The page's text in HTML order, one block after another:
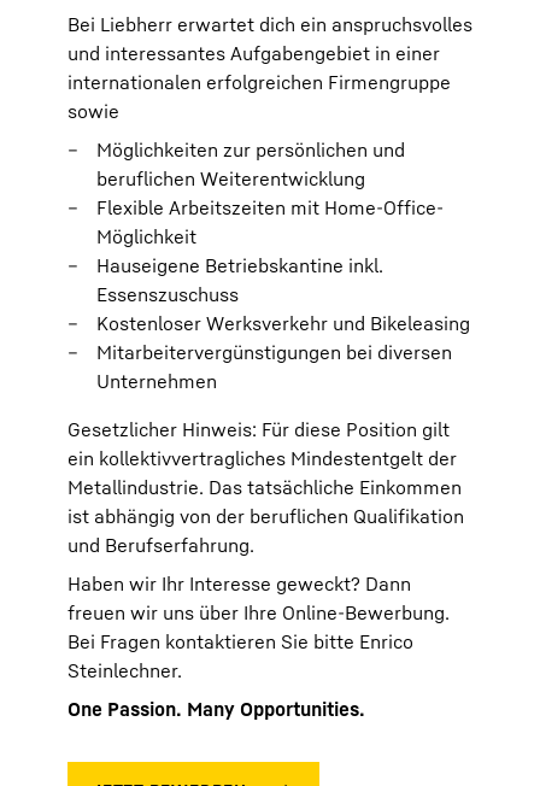
Bei Liebherr erwartet dich ein anspruchsvolles
und interessantes Aufgabengebiet in einer
internationalen erfolgreichen Firmengruppe
sowie
Möglichkeiten zur persönlichen und
beruflichen Weiterentwicklung
Flexible Arbeitszeiten mit Home-Office-
Möglichkeit
Hauseigene Betriebskantine inkl.
Essenszuschuss
Kostenloser Werksverkehr und Bikeleasing
Mitarbeitervergünstigungen bei diversen
Unternehmen
Gesetzlicher Hinweis: Für diese Position gilt
ein kollektivvertragliches Mindestentgelt der
Metallindustrie. Das tatsächliche Einkommen
ist abhängig von der beruflichen Qualifikation
und Berufserfahrung.
Haben wir Ihr Interesse geweckt? Dann
freuen wir uns über Ihre Online-Bewerbung.
Bei Fragen kontaktieren Sie bitte Enrico
Steinlechner.
One Passion. Many Opportunities.